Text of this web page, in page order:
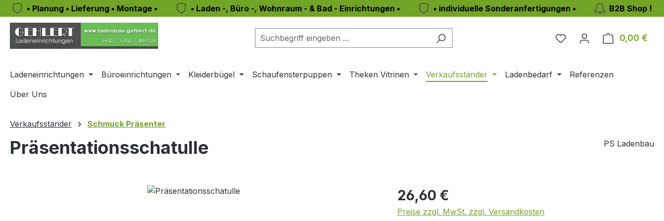
Hauptinhalt springen
Zur Suche springen
Zur Hauptnavigation springen
• Planung • Lieferung • Montage • • Laden -, Büro -, Wohnraum - & Bad - Einrichtungen • • individuelle Sonderanfertigungen • B2B Shop !
Du hast 0 Produkte auf
0,00 €
Ladeneinrichtungen Büroeinrichtungen Kleiderbügel Schaufensterpuppen Theken Vitrinen Verkaufsständer Ladenbedarf
Referenzen
Über Uns
Verkaufsständer Schmuck Präsenter
Präsentationsschatulle PS Ladenbau
Regulärer Preis:
26,60 €
Preise zzgl. MwSt. zzgl. Versandkosten